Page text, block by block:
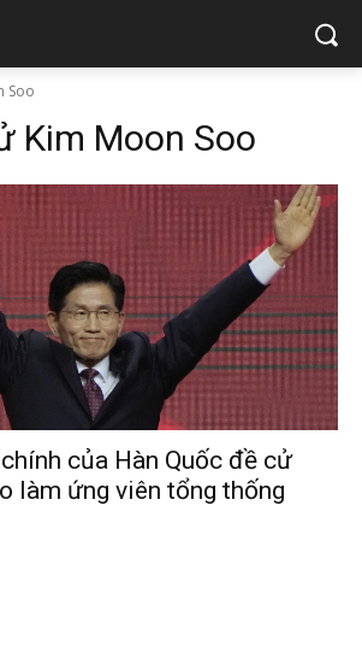
Soo
Kim Moon Soo
của Hàn Quốc đề cử
làm ứng viên tổng thống